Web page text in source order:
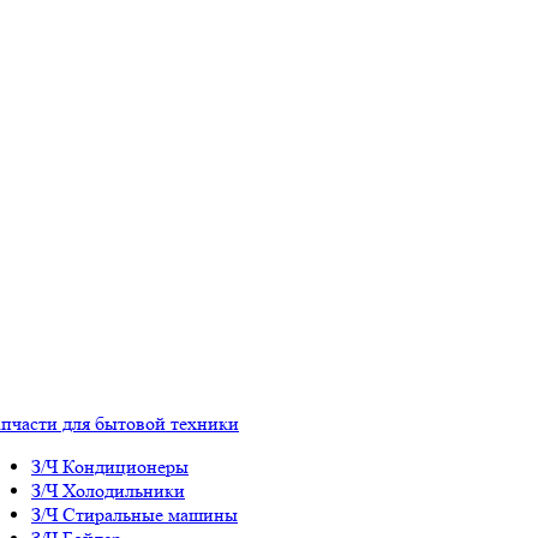
для бытовой техники
З/Ч Кондиционеры
З/Ч Холодильники
З/Ч Стиральные машины